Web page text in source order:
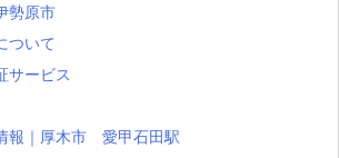
勢原市
ついて
サービス
報｜厚木市 愛甲石田駅